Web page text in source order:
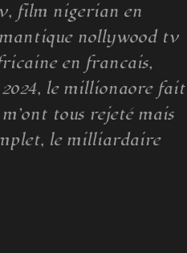
film nigerian en
nollywood tv
en francais,
le millionaore fait
tous rejeté mais
le milliardaire